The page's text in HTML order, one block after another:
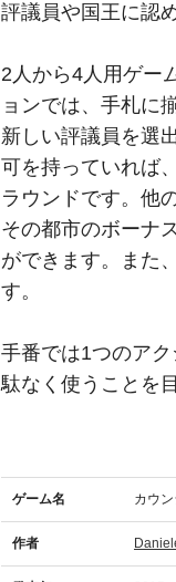
評議員や国王に認
2人から4人用ゲー
ョンでは、手札に
新しい評議員を選
可を持っていれば
ラウンドです。他
その都市のボーナ
ができます。また
す。
手番では1つのア
駄なく使うことを
ゲーム名 カウ
作者